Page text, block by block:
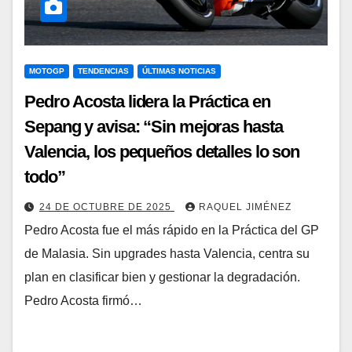
MOTOGP TENDENCIAS ÚLTIMAS NOTICIAS
Pedro Acosta lidera la Práctica en
Sepang y avisa: “Sin mejoras hasta
Valencia, los pequeños detalles lo son
todo”
24 DE OCTUBRE DE 2025 RAQUEL JIMÉNEZ
Pedro Acosta fue el más rápido en la Práctica del GP
de Malasia. Sin upgrades hasta Valencia, centra su
plan en clasificar bien y gestionar la degradación.
Pedro Acosta firmó…